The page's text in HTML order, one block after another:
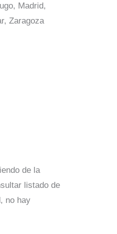
Madrid,
Zaragoza
de la
listado de
no hay